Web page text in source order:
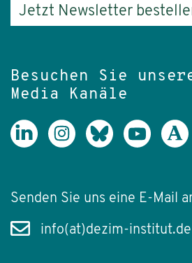
Jetzt Newsletter
Besuchen Sie
Media Kanäle
Senden Sie uns eine E-Mail
info(at)dezim-institut.de